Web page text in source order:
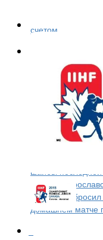
вышла в
Валерия
счетом...
12 лет назад
Шайба
в топ-10
недели
шайбы
форвард
который
домашнем матче